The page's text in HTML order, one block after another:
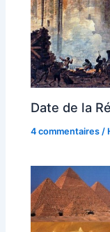
Date de la
4 commentaires /